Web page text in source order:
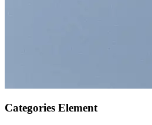
Categories Element